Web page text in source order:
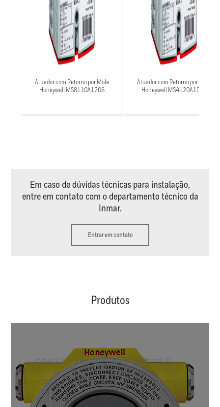
Atuador com Retorno por Mola
Honeywell MS8110A1206
Atuador com Retorno por Mola
Honeywell MS4120A1001
Em caso de dúvidas técnicas para instalação,
entre em contato com o departamento técnico da
Inmar.
Entrar em contato
Produtos